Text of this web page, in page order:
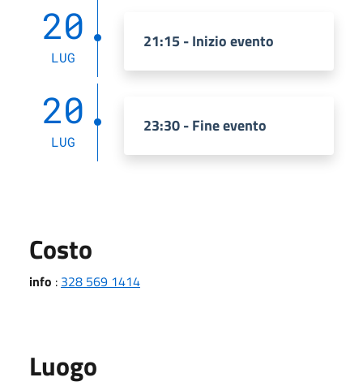
20
LUG
21:15 - Inizio evento
20
LUG
23:30 - Fine evento
Costo
info : 328 569 1414
Luogo